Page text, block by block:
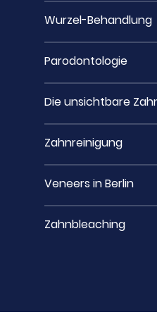
Wurzel-Behandlung
Parodontologie
Die unsichtbare
Zahnreinigung
Veneers in Berlin
Zahnbleaching